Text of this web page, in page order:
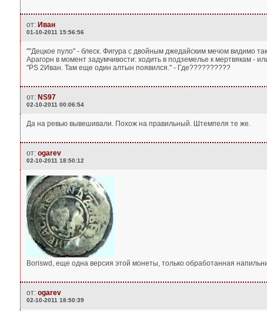
от: Иван
01-10-2011 15:56:56
""Децкое пуло" - блеск. Фигура с двойным джедайским мечом видимо
Арагорн в момент задумчивости: ходить в подземелье к мертвякам -
"PS 2Иван. Там еще один алтын появился." - Где??????????
от: NS97
02-10-2011 00:06:54
Да на ревью вывешивали. Похож на правильный. Штемпеля те же.
от: ogarev
02-10-2011 18:50:12
Boriswd, еще одна версия этой монеты, только обработанная
от: ogarev
02-10-2011 18:50:39